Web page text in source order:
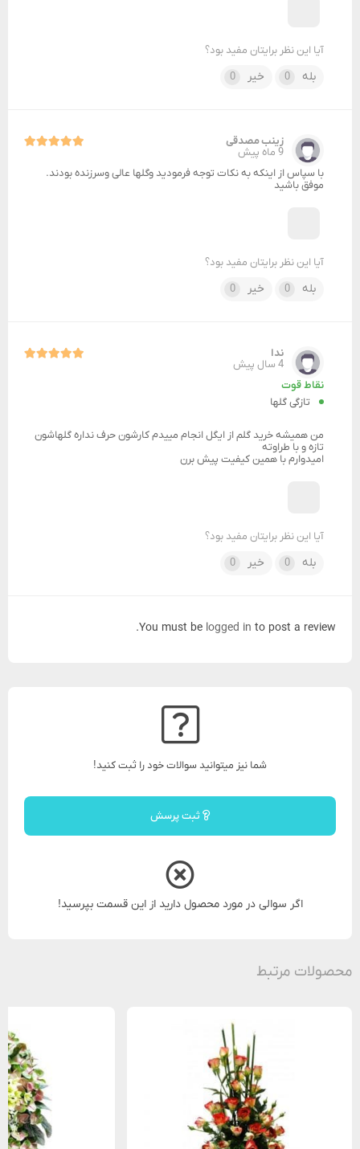
آیا این نظر برایتان مفید بود؟
بله 0 خیر 0
زینب مصدقی
9 ماه پیش
با سپاس از اینکه به نکات توجه فرمودید وگلها عالی وسرزنده بودند.
موفق باشید
آیا این نظر برایتان مفید بود؟
بله 0 خیر 0
ندا
4 سال پیش
نقاط قوت
تازگی گلها
من همیشه خرید گلم از ایگل انجام مییدم کارشون حرف نداره گلهاشون
تازه و با طراوته
امیدوارم با همین کیفیت پیش برن
آیا این نظر برایتان مفید بود؟
بله 0 خیر 0
You must be logged in to post a review.
شما نیز میتوانید سوالات خود را ثبت کنید!
ثبت پرسش
اگر سوالی در مورد محصول دارید از این قسمت بپرسید!
محصولات مرتبط